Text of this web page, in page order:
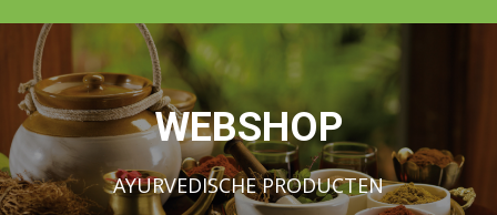
WEBSHOP
AYURVEDISCHE PRODUCTEN